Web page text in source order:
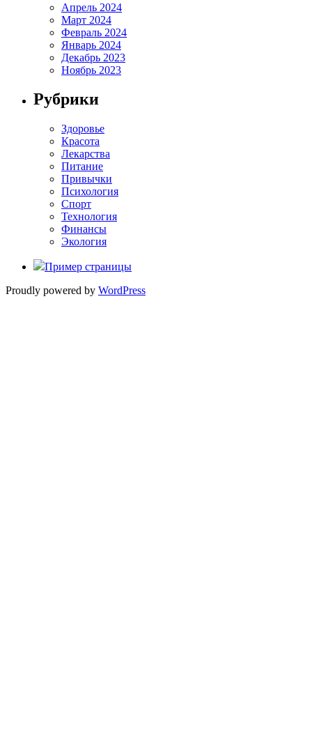
Апрель 2024
Март 2024
Февраль 2024
Январь 2024
Декабрь 2023
Ноябрь 2023
Рубрики
Здоровье
Красота
Лекарства
Питание
Привычки
Психология
Спорт
Технология
Финансы
Экология
Пример страницы
Proudly powered by WordPress